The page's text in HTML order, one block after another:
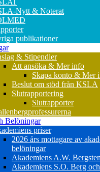
Nytt & Noterat
publikationer
& Stipendier
Att ansöka & Mer info
Skapa konto & Mer
Beslut om stöd från KSLA
Slutrapportering
Slutrapporter
Belöningar
priser
2026 års mottagare av
belöningar
Akademiens A.W.
Akademiens S.O. Berg